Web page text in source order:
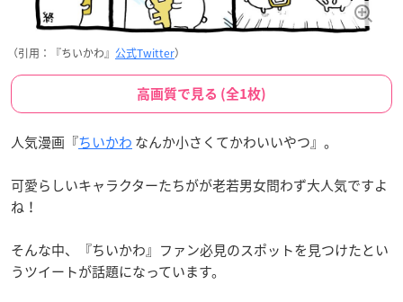
（引用：『ちいかわ』 公式Twitter）
高画質で見る (全1枚)
人気漫画『ちいかわ なんか小さくてかわいいやつ』。
可愛らしいキャラクターたちがが老若男女問わず大人気ですよ
ね！
そんな中、『ちいかわ』ファン必見のスポットを見つけたとい
うツイートが話題になっています。